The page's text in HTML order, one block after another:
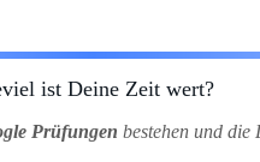
ist Deine Zeit wert?
Prüfungen bestehen und die